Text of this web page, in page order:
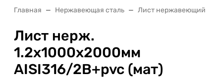
Главная Нержавеющая сталь Лист нержавеющий
Лист нерж.
1.2х1000х2000мм
AISI316/2B+pvc (мат)